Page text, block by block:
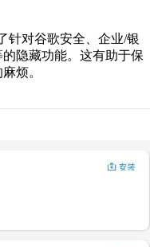
对谷歌安全、企业/银
隐藏功能。这有助于保
烦。